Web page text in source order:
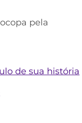
pela
de sua história